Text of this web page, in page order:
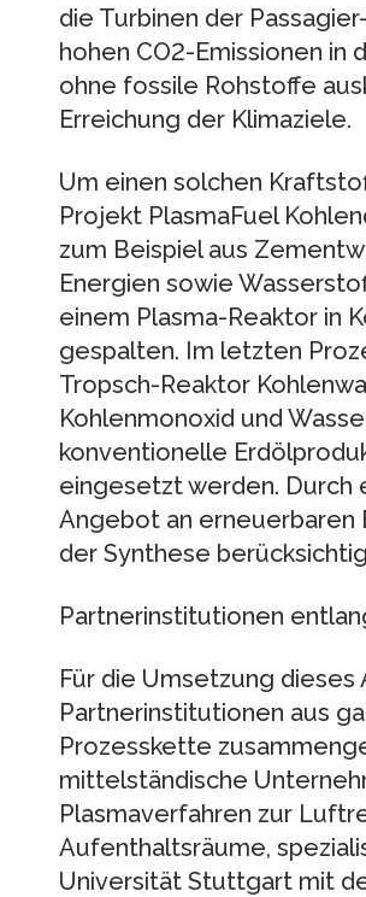
die Turbinen der
hohen CO2-Emissionen
ohne fossile Rohstoffe
Erreichung der Klimaziele.
Um einen solchen
Projekt PlasmaFuel
zum Beispiel aus
Energien sowie
einem Plasma-Reaktor in
gespalten. Im letzten
Tropsch-Reaktor
Kohlenmonoxid und
konventionelle
eingesetzt werden. Durch
Angebot an erneuerbaren
der Synthese
Partnerinstitutionen
Für die Umsetzung dieses
Partnerinstitutionen aus
Prozesskette
mittelständische
Plasmaverfahren zur
Aufenthaltsräume,
Universität Stuttgart mit